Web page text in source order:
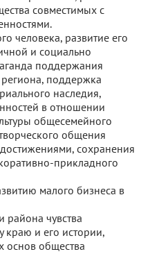
совместимых с
человека, развитие его
и социально
поддержания
региона, поддержка
наследия,
в отношении
общесемейного
общения
сохранения
прикладного
малого бизнеса в
района чувства
краю и его истории,
основ общества